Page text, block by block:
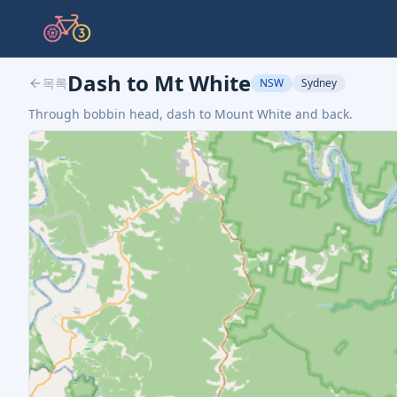
목록Dash to Mt White NSW Sydney
Through bobbin head, dash to Mount White and back.